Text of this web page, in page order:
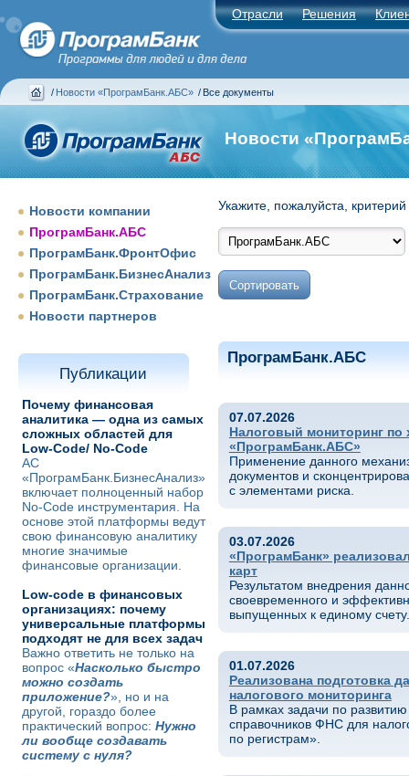
Отрасли Решения
/ Новости «ПрограмБанк.АБС» / Все документы
Новости
Новости компании
ПрограмБанк.АБС
ПрограмБанк.ФронтОфис
ПрограмБанк.БизнесАнализ
ПрограмБанк.Страхование
Новости партнеров
Публикации
Почему финансовая
аналитика — одна из самых
сложных областей для
Low-Code/ No-Code
АС
«ПрограмБанк.БизнесАнализ»
включает полноценный набор
No-Code инструментария. На
основе этой платформы ведут
свою финансовую аналитику
многие значимые
финансовые организации.
Low-code в финансовых
организациях: почему
универсальные платформы
подходят не для всех задач
Важно ответить не только на
вопрос «Насколько быстро
можно создать
приложение?», но и на
другой, гораздо более
практический вопрос: Нужно
ли вообще создавать
систему с нуля?
Укажите, пожалуйста, критерий
ПрограмБанк.АБС
07.07.2026
Налоговый мониторинг
«ПрограмБанк.АБС»
Применение данного
документов и
с элементами риска.
03.07.2026
«ПрограмБанк»
карт
Результатом внедрения
своевременного и
выпущенных к единому счету.
01.07.2026
Реализована подготовка
налогового мониторинга
В рамках задачи по
справочников ФНС для
по регистрам».